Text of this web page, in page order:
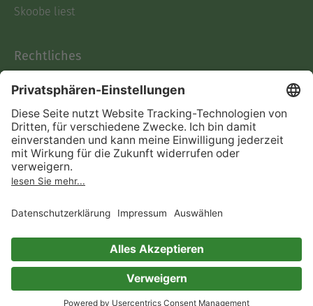
Skoobe liest
Rechtliches
AGB
Informationen nach Data
Act
Verträge hier kündigen
Impressum
Immer ein gutes Buch